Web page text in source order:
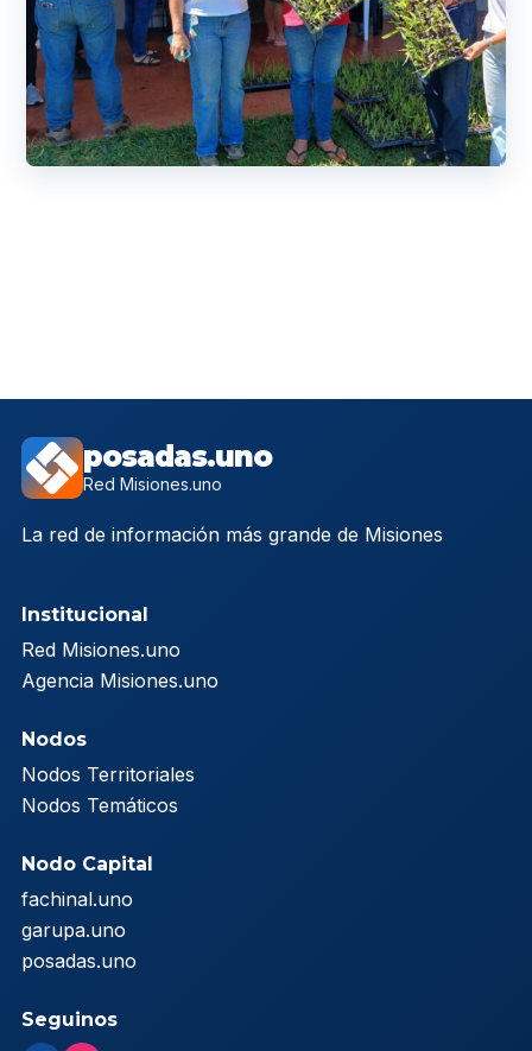
posadas.uno
Red Misiones.uno
La red de información más grande de Misiones
Institucional
Red Misiones.uno
Agencia Misiones.uno
Nodos
Nodos Territoriales
Nodos Temáticos
Nodo Capital
fachinal.uno
garupa.uno
posadas.uno
Seguinos